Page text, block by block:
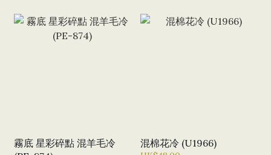
霧底 星彩碎點 混羊毛冷
混棉花冷 (U1966)